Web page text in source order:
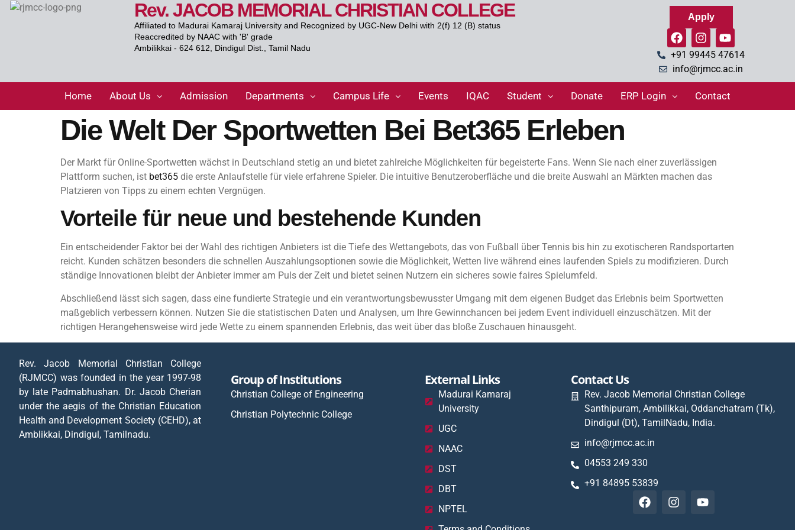
Rev. JACOB MEMORIAL CHRISTIAN COLLEGE
Affiliated to Madurai Kamaraj University and Recognized by UGC-New Delhi with 2(f) 12 (B) status
Reaccredited by NAAC with 'B' grade
Ambilikkai - 624 612, Dindigul Dist., Tamil Nadu
Apply
+91 99445 47614
info@rjmcc.ac.in
Home About Us Admission Departments Campus Life Events IQAC Student Donate ERP Login Contact
Die Welt Der Sportwetten Bei Bet365 Erleben
Der Markt für Online-Sportwetten wächst in Deutschland stetig an und bietet zahlreiche Möglichkeiten für begeisterte Fans. Wenn Sie nach einer zuverlässigen
Plattform suchen, ist bet365 die erste Anlaufstelle für viele erfahrene Spieler. Die intuitive Benutzeroberfläche und die breite Auswahl an Märkten machen das
Platzieren von Tipps zu einem echten Vergnügen.
Vorteile für neue und bestehende Kunden
Ein entscheidender Faktor bei der Wahl des richtigen Anbieters ist die Tiefe des Wettangebots, das von Fußball über Tennis bis hin zu exotischeren Randsportarten
reicht. Kunden schätzen besonders die schnellen Auszahlungsoptionen sowie die Möglichkeit, Wetten live während eines laufenden Spiels zu modifizieren. Durch
ständige Innovationen bleibt der Anbieter immer am Puls der Zeit und bietet seinen Nutzern ein sicheres sowie faires Spielumfeld.
Abschließend lässt sich sagen, dass eine fundierte Strategie und ein verantwortungsbewusster Umgang mit dem eigenen Budget das Erlebnis beim Sportwetten
maßgeblich verbessern können. Nutzen Sie die statistischen Daten und Analysen, um Ihre Gewinnchancen bei jedem Event individuell einzuschätzen. Mit der
richtigen Herangehensweise wird jede Wette zu einem spannenden Erlebnis, das weit über das bloße Zuschauen hinausgeht.
Rev. Jacob Memorial Christian College
(RJMCC) was founded in the year 1997-98
by late Padmabhushan. Dr. Jacob Cherian
under the aegis of the Christian Education
Health and Development Society (CEHD), at
Amblikkai, Dindigul, Tamilnadu.
Group of Institutions
Christian College of Engineering
Christian Polytechnic College
External Links
Madurai Kamaraj
University
UGC
NAAC
DST
DBT
NPTEL
Contact Us
Rev. Jacob Memorial Christian College
Santhipuram, Ambilikkai, Oddanchatram (Tk),
Dindigul (Dt), TamilNadu, India.
info@rjmcc.ac.in
04553 249 330
+91 84895 53839